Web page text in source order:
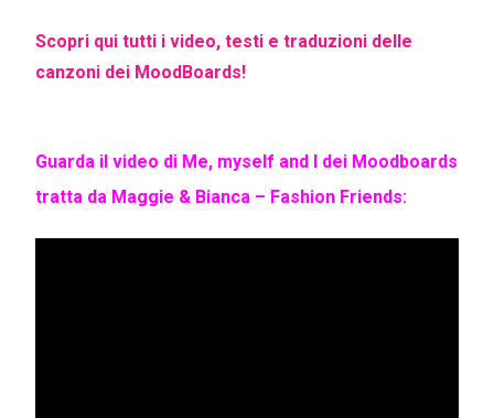
Scopri qui tutti i video, testi e traduzioni delle
canzoni dei MoodBoards!
Guarda il video di Me, myself and I dei Moodboards
tratta da Maggie & Bianca – Fashion Friends: